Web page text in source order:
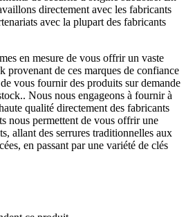
directement avec les fabricants
avec la plupart des fabricants
en mesure de vous offrir un vaste
provenant de ces marques de confiance
vous fournir des produits sur demande
Nous nous engageons à fournir à
qualité directement des fabricants
nous permettent de vous offrir une
allant des serrures traditionnelles aux
en passant par une variété de clés